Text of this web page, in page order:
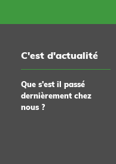
C'est d'actualité
Que s'est il passé
dernièrement chez
nous ?